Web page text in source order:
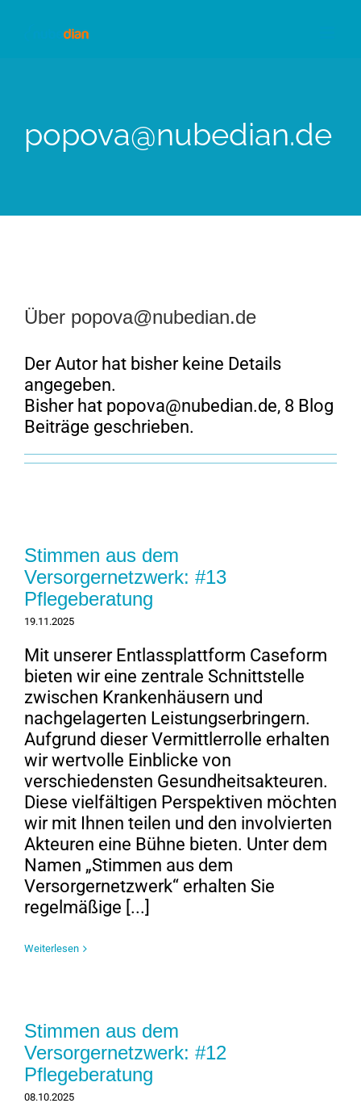
popova@nubedian.de
Über popova@nubedian.de
Der Autor hat bisher keine Details
angegeben.
Bisher hat popova@nubedian.de, 8 Blog
Beiträge geschrieben.
Stimmen aus dem
Versorgernetzwerk: #13
Pflegeberatung
19.11.2025
Mit unserer Entlassplattform Caseform
bieten wir eine zentrale Schnittstelle
zwischen Krankenhäusern und
nachgelagerten Leistungserbringern.
Aufgrund dieser Vermittlerrolle erhalten
wir wertvolle Einblicke von
verschiedensten Gesundheitsakteuren.
Diese vielfältigen Perspektiven möchten
wir mit Ihnen teilen und den involvierten
Akteuren eine Bühne bieten. Unter dem
Namen „Stimmen aus dem
Versorgernetzwerk“ erhalten Sie
regelmäßige [...]
Weiterlesen
Stimmen aus dem
Versorgernetzwerk: #12
Pflegeberatung
08.10.2025